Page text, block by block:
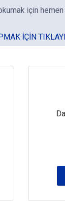
okumak için
IÇIN